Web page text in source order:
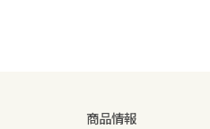
商品情報